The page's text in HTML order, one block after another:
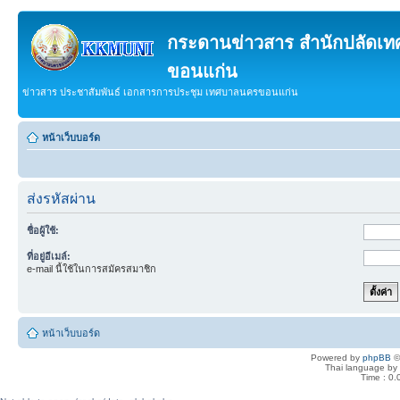
กระดานข่าวสาร สำนักปลัดเ
ขอนแก่น
ข่าวสาร ประชาสัมพันธ์ เอกสารการประชุม เทศบาลนครขอนแก่น
หน้าเว็บบอร์ด
ส่งรหัสผ่าน
ชื่อผู้ใช้:
ที่อยู่อีเมล์:
e-mail นี้ใช้ในการสมัครสมาชิก
หน้าเว็บบอร์ด
Powered by phpBB
Thai language by
Time :